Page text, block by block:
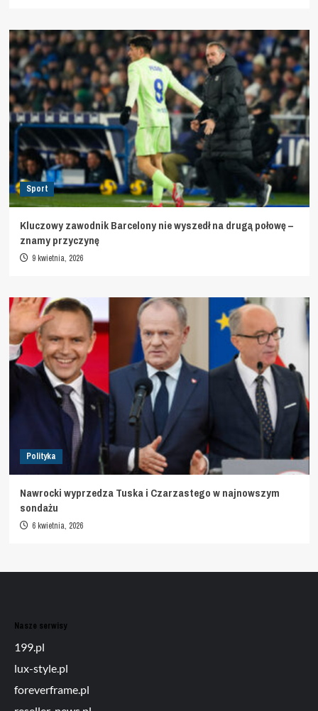
Sport
Kluczowy zawodnik Barcelony nie wyszedł na drugą połowę –
znamy przyczynę
9 kwietnia, 2026
Polityka
Nawrocki wyprzedza Tuska i Czarzastego w najnowszym
sondażu
6 kwietnia, 2026
Nasze serwisy
199.pl
lux-style.pl
foreverframe.pl